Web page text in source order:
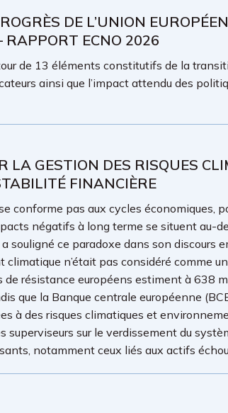
DE L’UNION
ECNO 2026
de 13 éléments constitutifs de la
ainsi que l’impact attendu des
LA GESTION DES RISQUES
FINANCIÈRE
conforme pas aux cycles économiques,
négatifs à long terme se situent au-
souligné ce paradoxe dans son discours
n’était pas considéré comme
de résistance européens estiment à 638
que la Banque centrale européenne
à des risques climatiques et
superviseurs sur le verdissement du
notamment ceux liés aux actifs